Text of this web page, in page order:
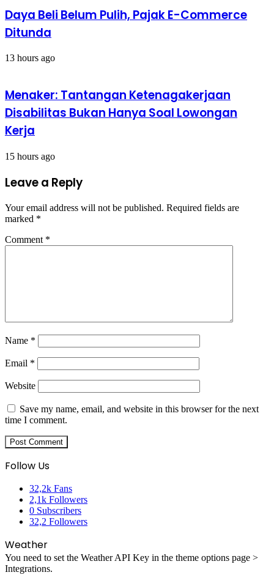
Daya Beli Belum Pulih, Pajak E-Commerce
Ditunda
13 hours ago
Menaker: Tantangan Ketenagakerjaan
Disabilitas Bukan Hanya Soal Lowongan
Kerja
15 hours ago
Leave a Reply
Your email address will not be published. Required fields are
marked *
Comment *
Name *
Email *
Website
Save my name, email, and website in this browser for the next
time I comment.
Follow Us
32,2k Fans
2,1k Followers
0 Subscribers
32,2 Followers
Weather
You need to set the Weather API Key in the theme options page >
Integrations.